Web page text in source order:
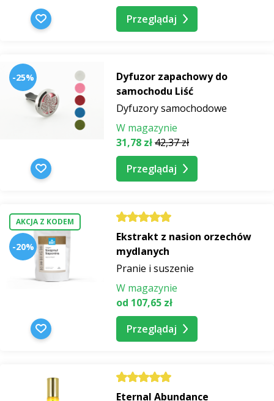
Przeglądaj
-25%
Dyfuzor zapachowy do
samochodu Liść
Dyfuzory samochodowe
W magazynie
31,78 zł42,37 zł
Przeglądaj
AKCJA Z KODEM
-20%
Ekstrakt z nasion orzechów
mydlanych
Pranie i suszenie
W magazynie
od 107,65 zł
Przeglądaj
Eternal Abundance